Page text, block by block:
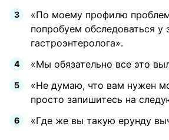
«По моему профилю
попробуем обследоваться у
гастроэнтеролога».
«Мы обязательно все это
«Не думаю, что вам нужен
просто запишитесь на
«Где же вы такую ерунду